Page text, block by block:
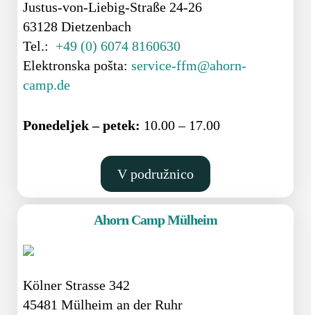
Justus-von-Liebig-Straße 24-26
63128 Dietzenbach
Tel.: +49 (0) 6074 8160630
Elektronska pošta: service-ffm@ahorn-
camp.de
Ponedeljek – petek: 10.00 – 17.00
V podružnico
Ahorn Camp Mülheim
Kölner Strasse 342
45481 Mülheim an der Ruhr